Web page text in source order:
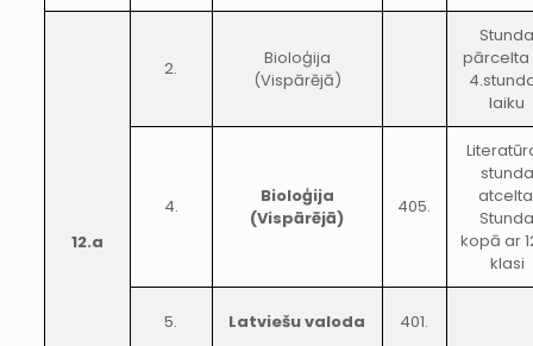
12.a
2.
Bioloģija
(Vispārējā)
pārcelta
laiku
4.
Bioloģija
(Vispārējā)
405.
stunda
kopā ar
klasi
5. Latviešu valoda 401.